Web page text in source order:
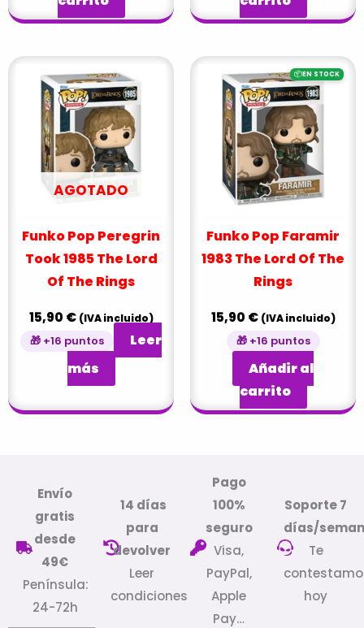
AGOTADO
Funko Pop Peregrin
Took 1985 The Lord
Of The Rings
15,90 € (IVA incluido)
🎁 +16 puntos
Leer
más
📦EN STOCK
Funko Pop Faramir
1983 The Lord Of The
Rings
15,90 € (IVA incluido)
🎁 +16 puntos
Añadir al
carrito
Envío
gratis
desde
49€
Península:
24-72h
14 días
para
devolver
Leer
condiciones
Pago
100%
seguro
Visa,
PayPal,
Apple
Pay…
Soporte 7
días/
Te
hoy